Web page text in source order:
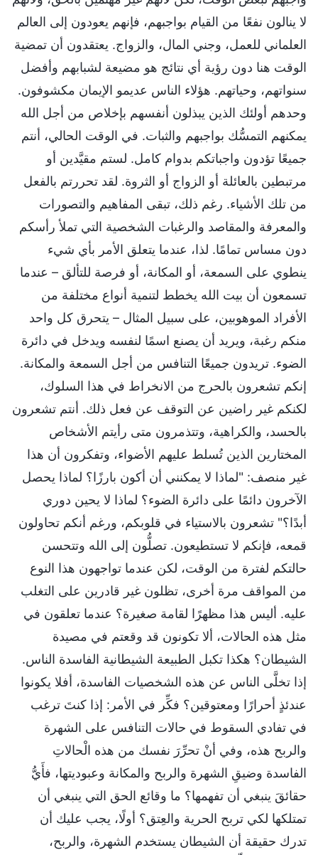
لا ينالون نفعًا من القيام بواجبهم، فإنهم يعودون إلى العالم
العلماني للعمل، وجني المال، والزواج. يعتقدون أن تمضية
الوقت هنا دون رؤية أي نتائج هو مضيعة لشبابهم وأفضل
سنواتهم، وحياتهم. هؤلاء الناس عديمو الإيمان مكشوفون.
وحدهم أولئك الذين يبذلون أنفسهم بإخلاص من أجل الله
يمكنهم التمسُّك بواجبهم والثبات. في الوقت الحالي، أنتم
جميعًا تؤدون واجباتكم بدوام كامل. لستم مقيَّدين أو
مرتبطين بالعائلة أو الزواج أو الثروة. لقد تحررتم بالفعل
من تلك الأشياء. رغم ذلك، تبقى المفاهيم والتصورات
والمعرفة والمقاصد والرغبات الشخصية التي تملأ رأسكم
دون مساس تمامًا. لذا، عندما يتعلق الأمر بأي شيء
ينطوي على السمعة، أو المكانة، أو فرصة للتألق – عندما
تسمعون أن بيت الله يخطط لتنمية أنواع مختلفة من
الأفراد الموهوبين، على سبيل المثال – يتحرق كل واحد
منكم رغبة، ويريد أن يصنع اسمًا لنفسه ويدخل في دائرة
الضوء. تريدون جميعًا التنافس من أجل السمعة والمكانة.
إنكم تشعرون بالحرج من الانخراط في هذا السلوك،
لكنكم غير راضين عن التوقف عن فعل ذلك. أنتم تشعرون
بالحسد، والكراهية، وتتذمرون متى رأيتم الأشخاص
المختارين الذين تُسلط عليهم الأضواء، وتفكرون أن هذا
غير منصف: "لماذا لا يمكنني أن أكون بارزًا؟ لماذا يحصل
الآخرون دائمًا على دائرة الضوء؟ لماذا لا يحين دوري
أبدًا؟" تشعرون بالاستياء في قلوبكم، ورغم أنكم تحاولون
قمعه، فإنكم لا تستطيعون. تصلُّون إلى الله وتتحسن
حالتكم لفترة من الوقت، لكن عندما تواجهون هذا النوع
من المواقف مرة أخرى، تظلون غير قادرين على التغلب
عليه. أليس هذا مظهرًا لقامة صغيرة؟ عندما تعلقون في
مثل هذه الحالات، ألا تكونون قد وقعتم في مصيدة
الشيطان؟ هكذا تكبل الطبيعة الشيطانية الفاسدة الناس.
إذا تخلَّى الناس عن هذه الشخصيات الفاسدة، أفلا يكونوا
عندئذٍ أحرارًا ومعتوقين؟ فكِّر في الأمر: إذا كنتَ ترغب
في تفادي السقوط في حالات التنافس على الشهرة
والربح هذه، وفي أنْ تحرِّرَ نفسك من هذه الْحالاتِ
الفاسدة وضيقِ الشهرة والربح والمكانة وعبوديتها، فأَيُّ
حقائقَ ينبغي أن تفهمها؟ ما وقائع الحق التي ينبغي أن
تمتلكها لكي تربح الحرية والعِتق؟ أولًا، يجب عليك أن
تدرك حقيقة أن الشيطان يستخدم الشهرة، والربح،